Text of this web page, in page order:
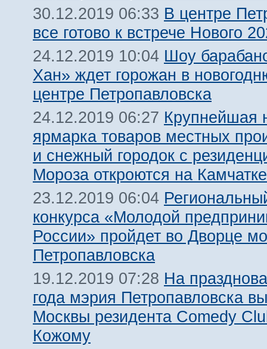
30.12.2019 06:33 В центре
все готово к встрече Нового
24.12.2019 10:04 Шоу
Хан» ждет горожан в
центре Петропавловска
24.12.2019 06:27 Крупнейшая
ярмарка товаров местных
и снежный городок с
Мороза откроются на Камчатке
23.12.2019 06:04
конкурса «Молодой
России» пройдет во Дворце
Петропавловска
19.12.2019 07:28 На
года мэрия Петропавловска
Москвы резидента Comedy
Кожому